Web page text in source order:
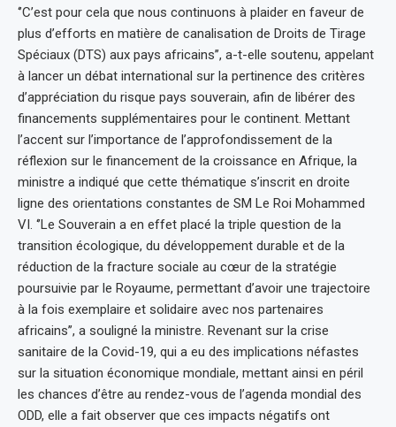
‘’C’est pour cela que nous continuons à plaider en faveur de
plus d’efforts en matière de canalisation de Droits de Tirage
Spéciaux (DTS) aux pays africains’’, a-t-elle soutenu, appelant
à lancer un débat international sur la pertinence des critères
d’appréciation du risque pays souverain, afin de libérer des
financements supplémentaires pour le continent. Mettant
l’accent sur l’importance de l’approfondissement de la
réflexion sur le financement de la croissance en Afrique, la
ministre a indiqué que cette thématique s’inscrit en droite
ligne des orientations constantes de SM Le Roi Mohammed
VI. ‘’Le Souverain a en effet placé la triple question de la
transition écologique, du développement durable et de la
réduction de la fracture sociale au cœur de la stratégie
poursuivie par le Royaume, permettant d’avoir une trajectoire
à la fois exemplaire et solidaire avec nos partenaires
africains’’, a souligné la ministre. Revenant sur la crise
sanitaire de la Covid-19, qui a eu des implications néfastes
sur la situation économique mondiale, mettant ainsi en péril
les chances d’être au rendez-vous de l’agenda mondial des
ODD, elle a fait observer que ces impacts négatifs ont